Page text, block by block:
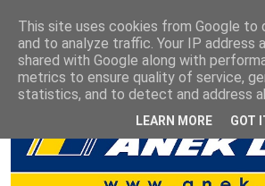
This site uses cookies from Google to
and to analyze traffic. Your IP address
shared with Google along with
metrics to ensure quality of service,
statistics, and to detect and address
LEARN MORE GOT